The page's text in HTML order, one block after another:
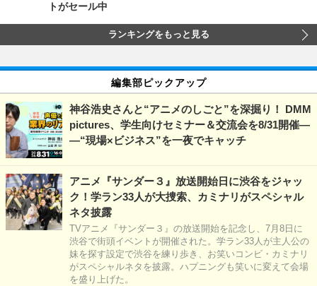
トがセール中
ランキングをもっと見る
編集部ピックアップ
神谷浩史さんと“アニメのしごと”を深掘り！ DMM
pictures、学生向けセミナー＆交流会を8/31開催―
―“現場×ビジネス”を一夜でキャッチ
アニメ『サンダー３』放送開始日に渋谷をジャッ
ク！学ラン33人が大捜索、カミナリがスペシャル
ネタ披露
TVアニメ『サンダー３』の放送開始を記念し、7月8日に
渋谷で街頭イベントが開催された。学ラン33人が主人公の
妹を探す設定で渋谷を練り歩き、お笑いコンビ・カミナリ
がスペシャルネタを披露。ハプニングも笑いに変えて会場
を盛り上げた。